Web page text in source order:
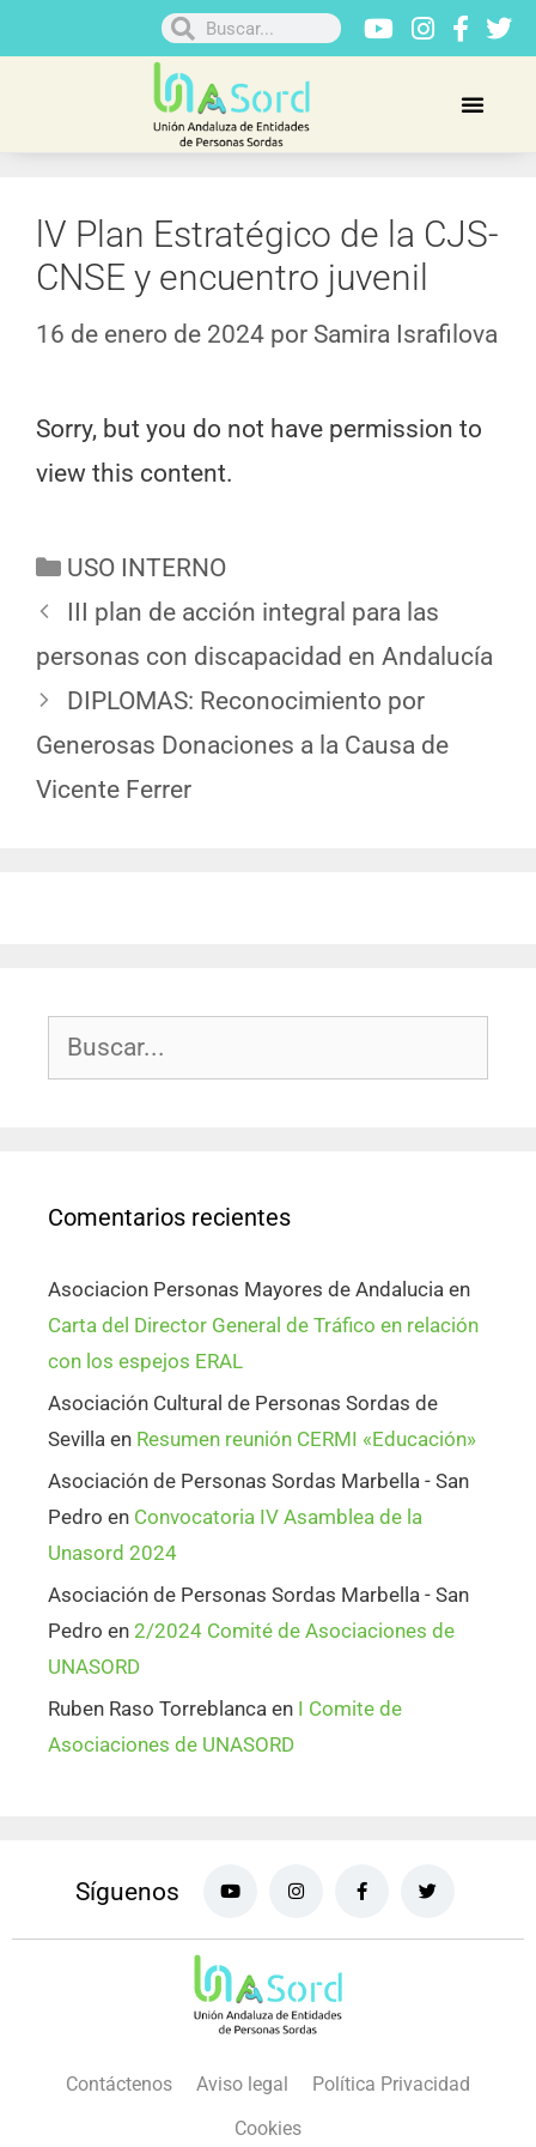
lV Plan Estratégico de la CJS-
CNSE y encuentro juvenil
16 de enero de 2024 por Samira Israfilova
Sorry, but you do not have permission to
view this content.
USO INTERNO
III plan de acción integral para las
personas con discapacidad en Andalucía
DIPLOMAS: Reconocimiento por
Generosas Donaciones a la Causa de
Vicente Ferrer
Comentarios recientes
Asociacion Personas Mayores de Andalucia en
Carta del Director General de Tráfico en relación
con los espejos ERAL
Asociación Cultural de Personas Sordas de
Sevilla en Resumen reunión CERMI «Educación»
Asociación de Personas Sordas Marbella - San
Pedro en Convocatoria IV Asamblea de la
Unasord 2024
Asociación de Personas Sordas Marbella - San
Pedro en 2/2024 Comité de Asociaciones de
UNASORD
Ruben Raso Torreblanca en I Comite de
Asociaciones de UNASORD
Síguenos
Contáctenos Aviso legal
Política Privacidad
Cookies